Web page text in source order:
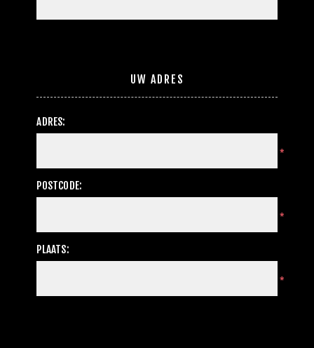
UW ADRES
ADRES:
*
POSTCODE:
*
PLAATS:
*